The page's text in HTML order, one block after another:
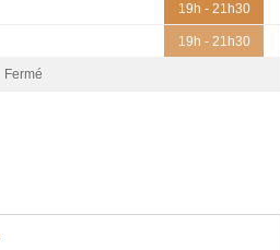
19h - 21h30
19h - 21h30
Fermé